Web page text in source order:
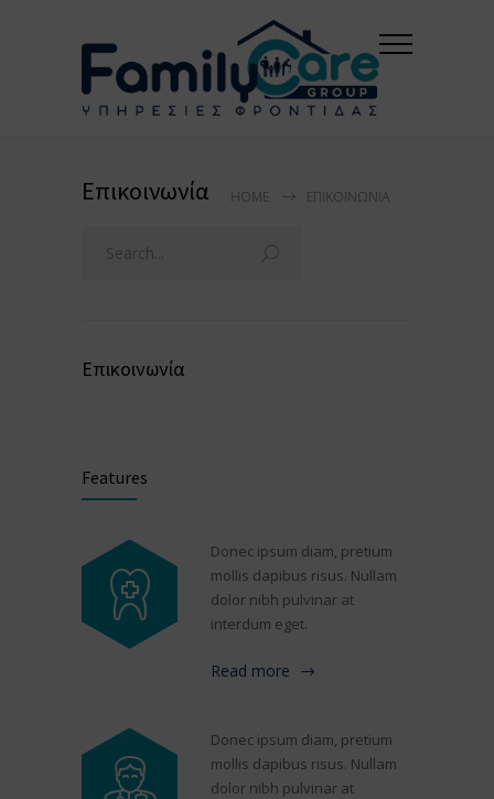
Επικοινωνία HOME ΕΠΙΚΟΙΝΩΝΊΑ
Επικοινωνία
Features
Donec ipsum diam, pretium
mollis dapibus risus. Nullam
dolor nibh pulvinar at
interdum eget.
Read more
Donec ipsum diam, pretium
mollis dapibus risus. Nullam
dolor nibh pulvinar at